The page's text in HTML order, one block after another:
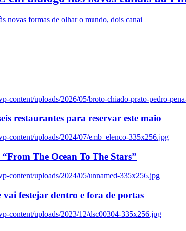
novas formas de olhar o mundo, dois canai
content/uploads/2026/05/broto-chiado-prato-pedro-
restaurantes para reservar este maio
content/uploads/2024/07/emb_elenco-335x256.jpg
The Ocean To The Stars”
content/uploads/2024/05/unnamed-335x256.jpg
vai festejar dentro e fora de portas
content/uploads/2023/12/dsc00304-335x256.jpg